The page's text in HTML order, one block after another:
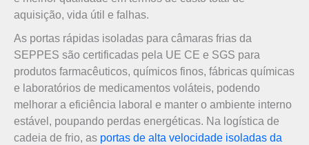
aquisição, vida útil e falhas.
As portas rápidas isoladas para câmaras frias da
SEPPES são certificadas pela UE CE e SGS para
produtos farmacêuticos, químicos finos, fábricas químicas
e laboratórios de medicamentos voláteis, podendo
melhorar a eficiência laboral e manter o ambiente interno
estável, poupando perdas energéticas. Na logística de
cadeia de frio, as portas de alta velocidade isoladas da